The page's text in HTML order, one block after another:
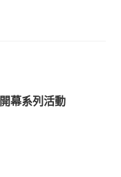
幕系列活動